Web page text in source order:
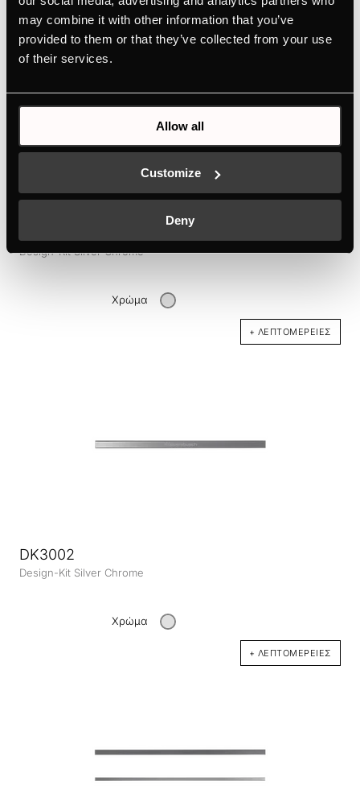
may combine it with other information that you’ve
provided to them or that they’ve collected from your use
of their services.
Allow all
Customize
Deny
+ ΛΕΠΤΟΜΈΡΕΙΕΣ
Design-Kit Silver Chrome
Χρώμα
+ ΛΕΠΤΟΜΈΡΕΙΕΣ
DK3002
Design-Kit Silver Chrome
Χρώμα
+ ΛΕΠΤΟΜΈΡΕΙΕΣ